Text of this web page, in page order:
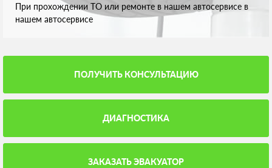
При прохождении ТО или ремонте в нашем автосервисе в
нашем автосервисе
ПОЛУЧИТЬ КОНСУЛЬТАЦИЮ
ДИАГНОСТИКА
ЗАКАЗАТЬ ЭВАКУАТОР